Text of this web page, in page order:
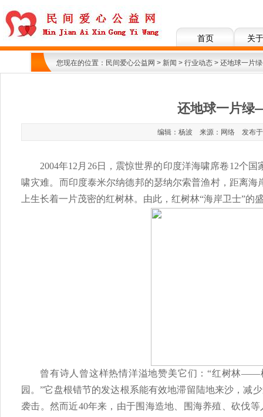
首页 关
您现在的位置： 民间爱心公益网 > 新闻 > 行业动态 > 还地球一片
还地球一片
编辑：杨波 来源：网络 发布
2004年12月26日，震惊世界的印度洋海啸席卷12个国
啸灾难。 而印度泰米尔纳德邦的瑟纳尔索普渔村，距离海
上生长着一片茂密的红树林。由此，红树林“海岸卫士”的
曾有诗人曾这样热情洋溢地赞美它们：“红树林——
园。”它盘根错节的发达根系能有效地滞留陆地来沙，减
袭击。然而近40年来，由于围海造地、围海养殖、砍伐